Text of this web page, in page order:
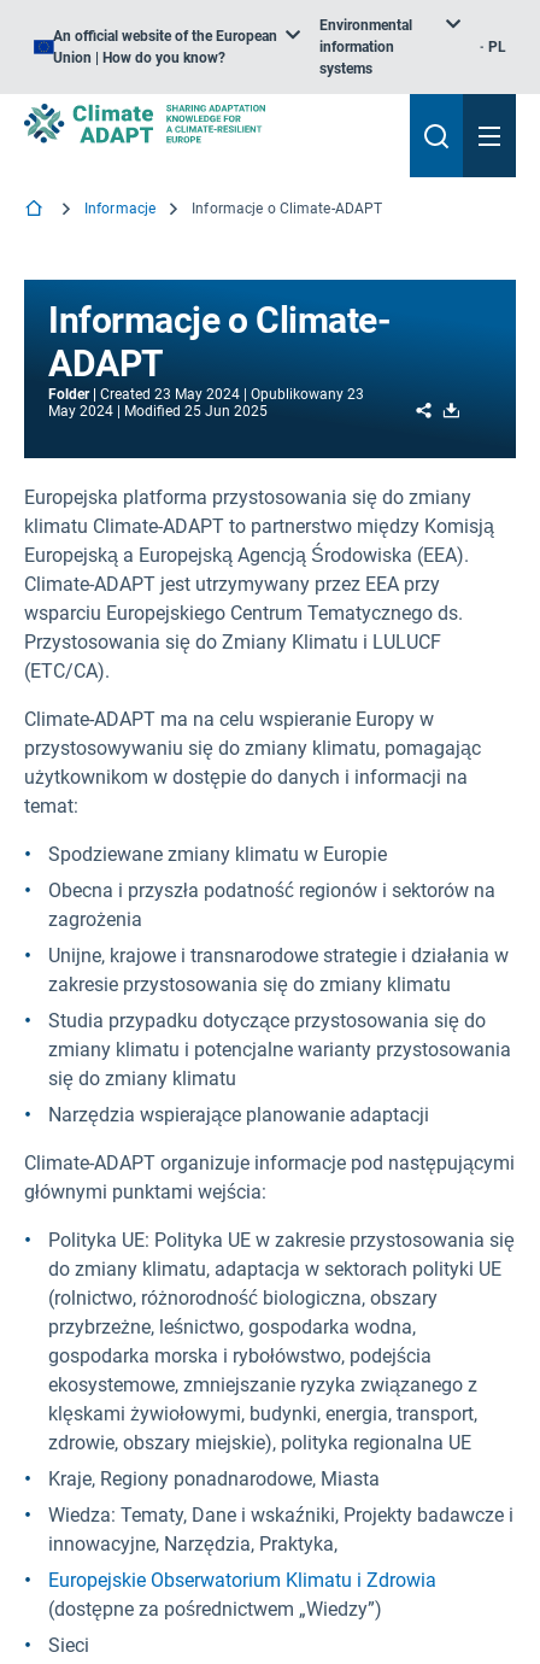
An official website of the European
Union | How do you know?
Environmental
information
systems
PL
Informacje Informacje o Climate-ADAPT
Informacje o Climate-
ADAPT
Folder Created 23 May 2024 Opublikowany 23
May 2024
Modified 25 Jun 2025 Share
Europejska platforma przystosowania się do zmiany
klimatu Climate-ADAPT to partnerstwo między Komisją
Europejską a Europejską Agencją Środowiska (EEA).
Climate-ADAPT jest utrzymywany przez EEA przy
wsparciu Europejskiego Centrum Tematycznego ds.
Przystosowania się do Zmiany Klimatu i LULUCF
(ETC/CA).
Climate-ADAPT ma na celu wspieranie Europy w
przystosowywaniu się do zmiany klimatu, pomagając
użytkownikom w dostępie do danych i informacji na
temat:
Spodziewane zmiany klimatu w Europie
Obecna i przyszła podatność regionów i sektorów na
zagrożenia
Unijne, krajowe i transnarodowe strategie i działania w
zakresie przystosowania się do zmiany klimatu
Studia przypadku dotyczące przystosowania się do
zmiany klimatu i potencjalne warianty przystosowania
się do zmiany klimatu
Narzędzia wspierające planowanie adaptacji
Climate-ADAPT organizuje informacje pod następującymi
głównymi punktami wejścia:
Polityka UE: Polityka UE w zakresie przystosowania się
do zmiany klimatu, adaptacja w sektorach polityki UE
(rolnictwo, różnorodność biologiczna, obszary
przybrzeżne, leśnictwo, gospodarka wodna,
gospodarka morska i rybołówstwo, podejścia
ekosystemowe, zmniejszanie ryzyka związanego z
klęskami żywiołowymi, budynki, energia, transport,
zdrowie, obszary miejskie), polityka regionalna UE
Kraje, Regiony ponadnarodowe, Miasta
Wiedza: Tematy, Dane i wskaźniki, Projekty badawcze i
innowacyjne, Narzędzia, Praktyka,
Europejskie Obserwatorium Klimatu i Zdrowia
(dostępne za pośrednictwem „Wiedzy”)
Sieci